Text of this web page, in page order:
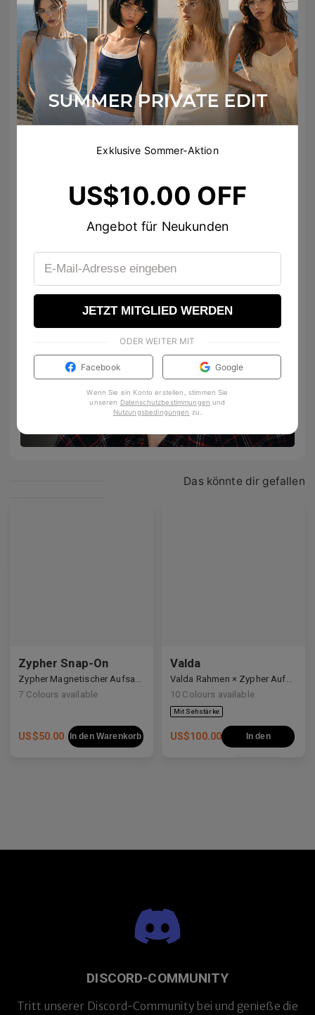
Must-Have Olisa >
Das könnte dir gefallen
Zypher Snap-On
7 Colours available
US$50.00 In den Warenkorb
Valda
10 Colours available
US$100.00 In den
DISCORD-COMMUNITY
Tritt unserer Discord-Community bei und genieße die
Exklusive Sommer-Aktion
US$10.00 OFF
Angebot für Neukunden
JETZT MITGLIED WERDEN
ODER WEITER MIT
Facebook Google
Wenn Sie ein Konto erstellen, stimmen Sie
unseren Datenschutzbestimmungen und
Nutzungsbedingungen zu.